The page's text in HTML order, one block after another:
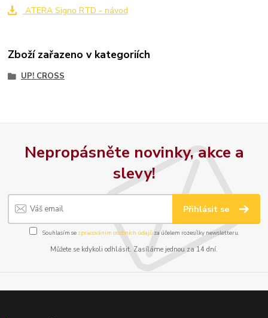
ATERA Signo RTD - návod
Zboží zařazeno v kategoriích
UP! CROSS
Nepropásněte novinky, akce a
slevy!
Přihlásit se
Souhlasím se zpracováním osobních údajůza účelem rozesílky newsletteru.
Můžete se kdykoli odhlásit. Zasíláme jednou za 14 dní.